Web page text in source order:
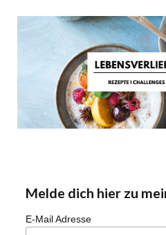
Melde dich hier zu
E-Mail Adresse